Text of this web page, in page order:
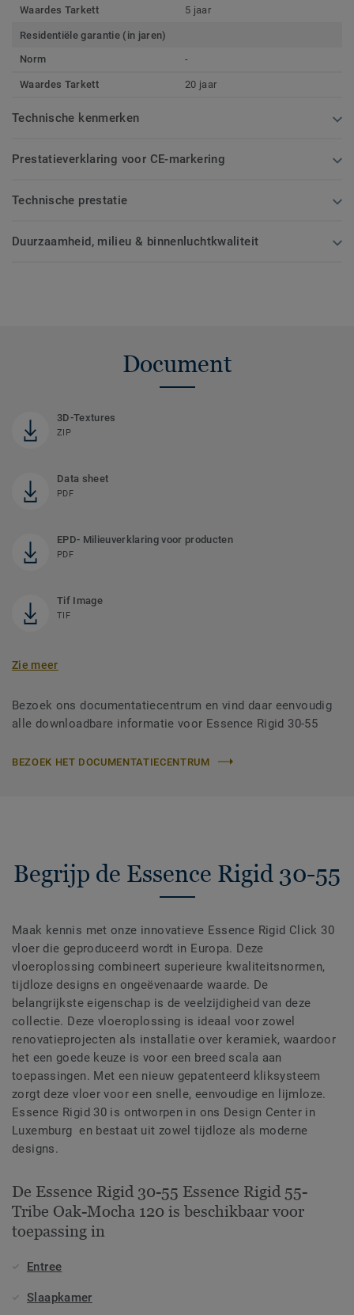
Waardes Tarkett 5 jaar
Residentiële garantie (in jaren)
Norm
-
Waardes Tarkett 20 jaar
Technische kenmerken
Prestatieverklaring voor CE-markering
Technische prestatie
Duurzaamheid, milieu & binnenluchtkwaliteit
Document
3D-Textures
ZIP
Data sheet
PDF
EPD- Milieuverklaring voor producten
PDF
Tif Image
TIF
Zie meer
Bezoek ons documentatiecentrum en vind daar eenvoudig
alle downloadbare informatie voor Essence Rigid 30-55
BEZOEK HET DOCUMENTATIECENTRUM
Begrijp de Essence Rigid 30-55
Maak kennis met onze innovatieve Essence Rigid Click 30
vloer die geproduceerd wordt in Europa. Deze
vloeroplossing combineert superieure kwaliteitsnormen,
tijdloze designs en ongeëvenaarde waarde. De
belangrijkste eigenschap is de veelzijdigheid van deze
collectie. Deze vloeroplossing is ideaal voor zowel
renovatieprojecten als installatie over keramiek, waardoor
het een goede keuze is voor een breed scala aan
toepassingen. Met een nieuw gepatenteerd kliksysteem
zorgt deze vloer voor een snelle, eenvoudige en lijmloze.
Essence Rigid 30 is ontworpen in ons Design Center in
Luxemburg en bestaat uit zowel tijdloze als moderne
designs.
De Essence Rigid 30-55 Essence Rigid 55-
Tribe Oak-Mocha 120 is beschikbaar voor
toepassing in
Entree
Slaapkamer